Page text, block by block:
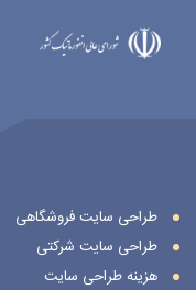
طراحی سایت فروشگاهی
طراحی سایت شرکتی
هزینه طراحی سایت